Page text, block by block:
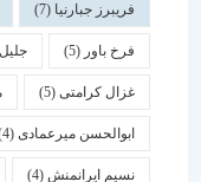
فریبرز جبارنیا(7) سیروس
فرخ باور(5) جلیل اولیاء(5)
غزال کرامتی(5) محمد
ابوالحسن میرعمادی(4)
نسیم ایرانمنش(4) سید